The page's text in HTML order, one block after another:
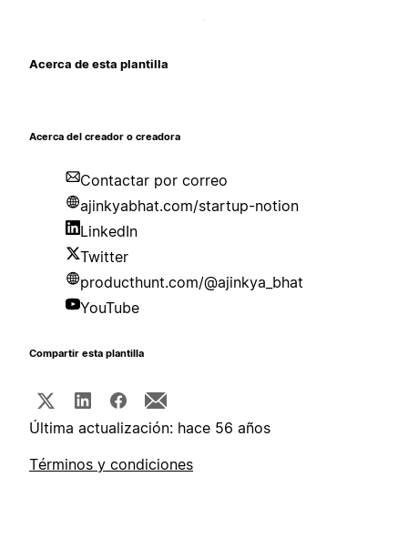
Acerca de esta plantilla
Acerca del creador o creadora
Contactar por correo
ajinkyabhat.com/startup-notion
LinkedIn
Twitter
producthunt.com/@ajinkya_bhat
YouTube
Compartir esta plantilla
Última actualización: hace 56 años
Términos y condiciones